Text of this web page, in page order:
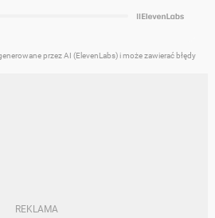
przez AI (ElevenLabs) i może zawierać błędy